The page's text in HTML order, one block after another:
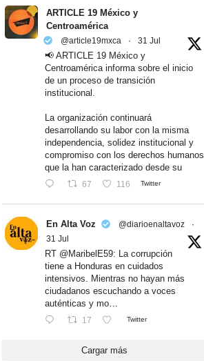
ARTICLE 19 México y
Centroamérica
@article19mxca · 31 Jul
📢 ARTICLE 19 México y
Centroamérica informa sobre el inicio
de un proceso de transición
institucional.
La organización continuará
desarrollando su labor con la misma
independencia, solidez institucional y
compromiso con los derechos humanos
que la han caracterizado desde su
67 116 Twitter
En Alta Voz @diarioenaltavoz
·
31 Jul
RT @MaribelE59: La corrupción
tiene a Honduras en cuidados
intensivos. Mientras no hayan más
ciudadanos escuchando a voces
auténticas y mo…
17 Twitter
Cargar más